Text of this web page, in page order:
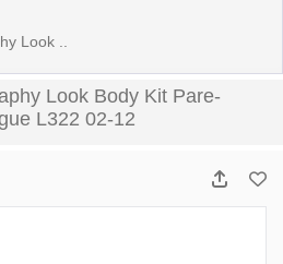
Look ..
Look Body Kit Pare-
L322 02-12